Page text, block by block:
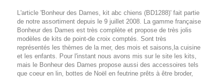
L'article 'Bonheur des Dames, kit abc chiens (BD1288)' fait partie
de notre assortiment depuis le 9 juillet 2008. La gamme française
Bonheur des Dames est très complète et propose de très jolis
modèles de kits de point-de croix comptés. Sont très
représentés les thèmes de la mer, des mois et saisons,la cuisine
et les enfants. Pour l'instant nous avons mis sur le site les kits,
mais le Bonheur des Dames propose aussi des accessoires tels
que coeur en lin, bottes de Noël en feutrine prêts à être broder,